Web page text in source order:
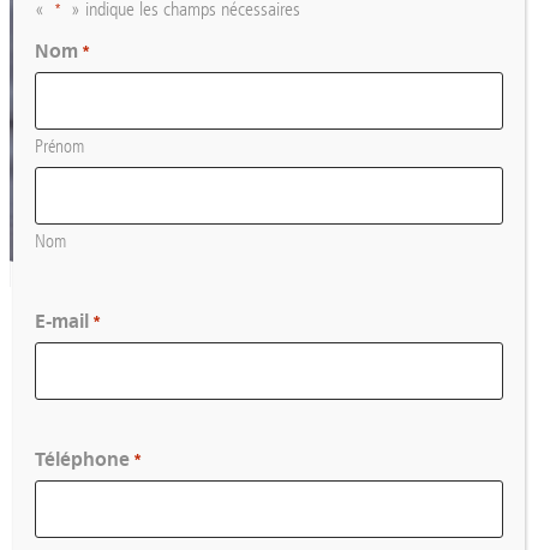
DEVENEZ ENSEIGNANT EN
« *
» indique les champs nécessaires
Nom *
Prénom
Nom
E-mail *
Téléphone *